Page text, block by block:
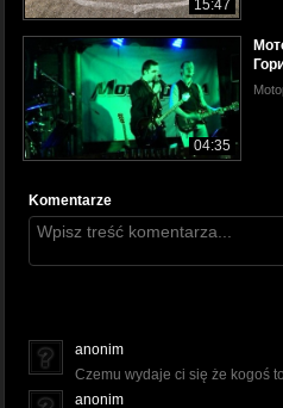
15:47
04:35
Komentarze
anonim
Czemu wydaje ci się że kogoś
anonim